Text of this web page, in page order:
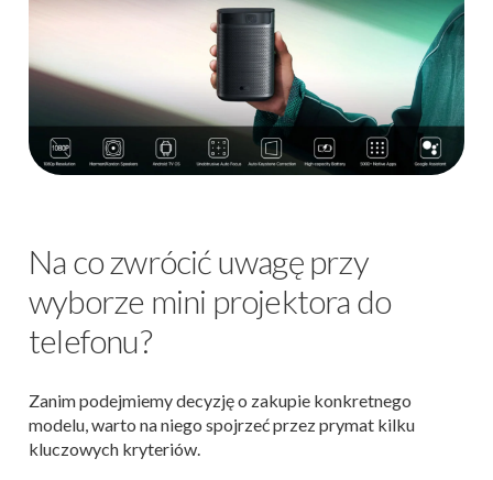
Na co zwrócić uwagę przy
wyborze mini projektora do
telefonu?
Zanim podejmiemy decyzję o zakupie konkretnego
modelu, warto na niego spojrzeć przez prymat kilku
kluczowych kryteriów.